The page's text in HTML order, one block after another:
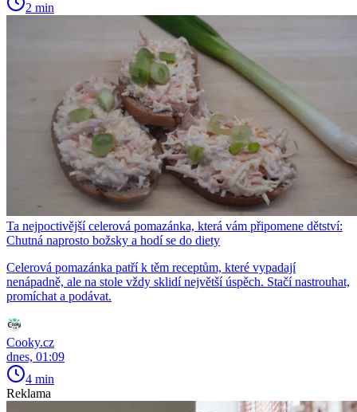
2 min
Ta nejpoctivější celerová pomazánka, která vám připomene dětství:
Chutná naprosto božsky a hodí se do diety
Celerová pomazánka patří k těm receptům, které vypadají
nenápadně, ale na stole vždy sklidí největší úspěch. Stačí nastrouhat,
promíchat a podávat.
Cooky.cz
dnes, 01:09
4 min
Reklama